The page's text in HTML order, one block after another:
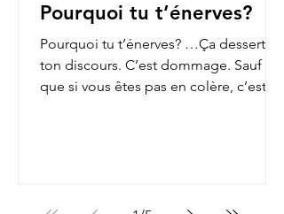
Pourquoi tu t’énerves?
Pourquoi tu t’énerves? …Ça dessert
ton discours. C’est dommage. Sauf
que si vous êtes pas en colère, c’est